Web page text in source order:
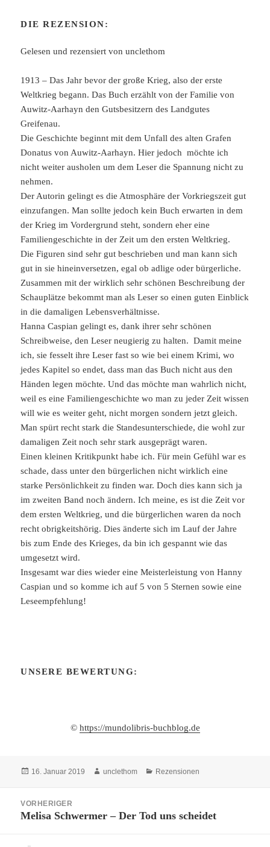
DIE REZENSION:
Gelesen und rezensiert von unclethom
1913 – Das Jahr bevor der große Krieg, also der erste
Weltkrieg begann. Das Buch erzählt von der Familie von
Auwitz-Aarhayn den Gutsbesitzern des Landgutes
Greifenau.
Die Geschichte beginnt mit dem Unfall des alten Grafen
Donatus von Auwitz-Aarhayn. Hier jedoch möchte ich
nicht weiter ausholen um dem Leser die Spannung nicht zu
nehmen.
Der Autorin gelingt es die Atmosphäre der Vorkriegszeit gut
einzufangen. Man sollte jedoch kein Buch erwarten in dem
der Krieg im Vordergrund steht, sondern eher eine
Familiengeschichte in der Zeit um den ersten Weltkrieg.
Die Figuren sind sehr gut beschrieben und man kann sich
gut in sie hineinversetzen, egal ob adlige oder bürgerliche.
Zusammen mit der wirklich sehr schönen Beschreibung der
Schauplätze bekommt man als Leser so einen guten Einblick
in die damaligen Lebensverhältnisse.
Hanna Caspian gelingt es, dank ihrer sehr schönen
Schreibweise, den Leser neugierig zu halten. Damit meine
ich, sie fesselt ihre Leser fast so wie bei einem Krimi, wo
jedes Kapitel so endet, dass man das Buch nicht aus den
Händen legen möchte. Und das möchte man wahrlich nicht,
weil es eine Familiengeschichte wo man zu jeder Zeit wissen
will wie es weiter geht, nicht morgen sondern jetzt gleich.
Man spürt recht stark die Standesunterschiede, die wohl zur
damaligen Zeit noch sehr stark ausgeprägt waren.
Einen kleinen Kritikpunkt habe ich. Für mein Gefühl war es
schade, dass unter den bürgerlichen nicht wirklich eine
starke Persönlichkeit zu finden war. Doch dies kann sich ja
im zweiten Band noch ändern. Ich meine, es ist die Zeit vor
dem ersten Weltkrieg, und die bürgerlichen waren da noch
recht obrigkeitshörig. Dies änderte sich im Lauf der Jahre
bis zum Ende des Krieges, da bin ich gespannt wie das
umgesetzt wird.
Insgesamt war dies wieder eine Meisterleistung von Hanny
Caspian und so komme ich auf 5 von 5 Sternen sowie eine
Leseempfehlung!
UNSERE BEWERTUNG:
© https://mundolibris-buchblog.de
Veröffentlicht
16. Januar 2019 Autor
unclethom Kategorien
Rezensionen
VORHERIGER
Vorheriger
Melisa Schwermer – Der Tod uns scheidet